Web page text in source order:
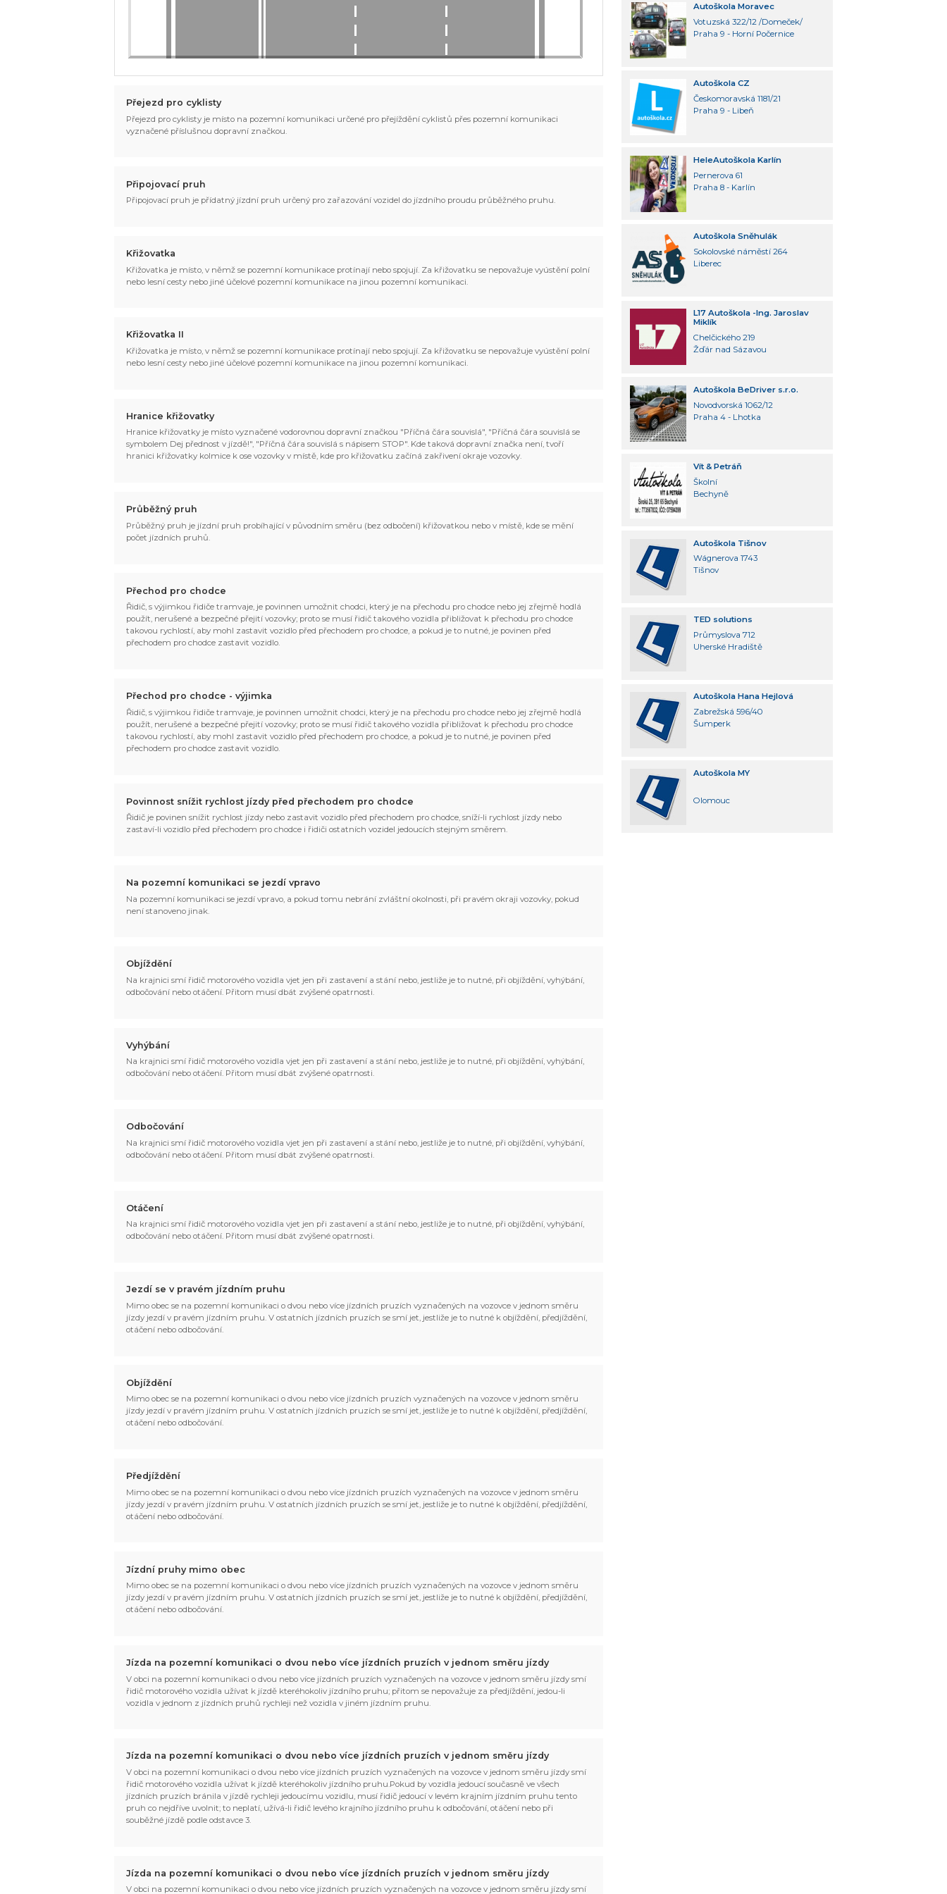
Přejezd pro cyklisty
Přejezd pro cyklisty je místo na pozemní komunikaci určené pro přejíždění cyklistů přes pozemní komunikaci
vyznačené příslušnou dopravní značkou.
Připojovací pruh
Připojovací pruh je přídatný jízdní pruh určený pro zařazování vozidel do jízdního proudu průběžného pruhu.
Křižovatka
Křižovatka je místo, v němž se pozemní komunikace protínají nebo spojují. Za křižovatku se nepovažuje vyústění polní
nebo lesní cesty nebo jiné účelové pozemní komunikace na jinou pozemní komunikaci.
Křižovatka II
Křižovatka je místo, v němž se pozemní komunikace protínají nebo spojují. Za křižovatku se nepovažuje vyústění polní
nebo lesní cesty nebo jiné účelové pozemní komunikace na jinou pozemní komunikaci.
Hranice křižovatky
Hranice křižovatky je místo vyznačené vodorovnou dopravní značkou "Příčná čára souvislá", "Příčná čára souvislá se
symbolem Dej přednost v jízdě!", "Příčná čára souvislá s nápisem STOP". Kde taková dopravní značka není, tvoří
hranici křižovatky kolmice k ose vozovky v místě, kde pro křižovatku začíná zakřivení okraje vozovky.
Průběžný pruh
Průběžný pruh je jízdní pruh probíhající v původním směru (bez odbočení) křižovatkou nebo v místě, kde se mění
počet jízdních pruhů.
Přechod pro chodce
Řidič, s výjimkou řidiče tramvaje, je povinnen umožnit chodci, který je na přechodu pro chodce nebo jej zřejmě hodlá
použít, nerušené a bezpečné přejití vozovky; proto se musí řidič takového vozidla přibližovat k přechodu pro chodce
takovou rychlostí, aby mohl zastavit vozidlo před přechodem pro chodce, a pokud je to nutné, je povinen před
přechodem pro chodce zastavit vozidlo.
Přechod pro chodce - výjimka
Řidič, s výjimkou řidiče tramvaje, je povinnen umožnit chodci, který je na přechodu pro chodce nebo jej zřejmě hodlá
použít, nerušené a bezpečné přejití vozovky; proto se musí řidič takového vozidla přibližovat k přechodu pro chodce
takovou rychlostí, aby mohl zastavit vozidlo před přechodem pro chodce, a pokud je to nutné, je povinen před
přechodem pro chodce zastavit vozidlo.
Povinnost snížit rychlost jízdy před přechodem pro chodce
Řidič je povinen snížit rychlost jízdy nebo zastavit vozidlo před přechodem pro chodce, sníží-li rychlost jízdy nebo
zastaví-li vozidlo před přechodem pro chodce i řidiči ostatních vozidel jedoucích stejným směrem.
Na pozemní komunikaci se jezdí vpravo
Na pozemní komunikaci se jezdí vpravo, a pokud tomu nebrání zvláštní okolnosti, při pravém okraji vozovky, pokud
není stanoveno jinak.
Objíždění
Na krajnici smí řidič motorového vozidla vjet jen při zastavení a stání nebo, jestliže je to nutné, při objíždění, vyhýbání,
odbočování nebo otáčení. Přitom musí dbát zvýšené opatrnosti.
Vyhýbání
Na krajnici smí řidič motorového vozidla vjet jen při zastavení a stání nebo, jestliže je to nutné, při objíždění, vyhýbání,
odbočování nebo otáčení. Přitom musí dbát zvýšené opatrnosti.
Odbočování
Na krajnici smí řidič motorového vozidla vjet jen při zastavení a stání nebo, jestliže je to nutné, při objíždění, vyhýbání,
odbočování nebo otáčení. Přitom musí dbát zvýšené opatrnosti.
Otáčení
Na krajnici smí řidič motorového vozidla vjet jen při zastavení a stání nebo, jestliže je to nutné, při objíždění, vyhýbání,
odbočování nebo otáčení. Přitom musí dbát zvýšené opatrnosti.
Jezdí se v pravém jízdním pruhu
Mimo obec se na pozemní komunikaci o dvou nebo více jízdních pruzích vyznačených na vozovce v jednom směru
jízdy jezdí v pravém jízdním pruhu. V ostatních jízdních pruzích se smí jet, jestliže je to nutné k objíždění, předjíždění,
otáčení nebo odbočování.
Objíždění
Mimo obec se na pozemní komunikaci o dvou nebo více jízdních pruzích vyznačených na vozovce v jednom směru
jízdy jezdí v pravém jízdním pruhu. V ostatních jízdních pruzích se smí jet, jestliže je to nutné k objíždění, předjíždění,
otáčení nebo odbočování.
Předjíždění
Mimo obec se na pozemní komunikaci o dvou nebo více jízdních pruzích vyznačených na vozovce v jednom směru
jízdy jezdí v pravém jízdním pruhu. V ostatních jízdních pruzích se smí jet, jestliže je to nutné k objíždění, předjíždění,
otáčení nebo odbočování.
Jízdní pruhy mimo obec
Mimo obec se na pozemní komunikaci o dvou nebo více jízdních pruzích vyznačených na vozovce v jednom směru
jízdy jezdí v pravém jízdním pruhu. V ostatních jízdních pruzích se smí jet, jestliže je to nutné k objíždění, předjíždění,
otáčení nebo odbočování.
Jízda na pozemní komunikaci o dvou nebo více jízdních pruzích v jednom směru jízdy
V obci na pozemní komunikaci o dvou nebo více jízdních pruzích vyznačených na vozovce v jednom směru jízdy smí
řidič motorového vozidla užívat k jízdě kteréhokoliv jízdního pruhu; přitom se nepovažuje za předjíždění, jedou-li
vozidla v jednom z jízdních pruhů rychleji než vozidla v jiném jízdním pruhu.
Jízda na pozemní komunikaci o dvou nebo více jízdních pruzích v jednom směru jízdy
V obci na pozemní komunikaci o dvou nebo více jízdních pruzích vyznačených na vozovce v jednom směru jízdy smí
řidič motorového vozidla užívat k jízdě kteréhokoliv jízdního pruhu.Pokud by vozidla jedoucí současně ve všech
jízdních pruzích bránila v jízdě rychleji jedoucímu vozidlu, musí řidič jedoucí v levém krajním jízdním pruhu tento
pruh co nejdříve uvolnit; to neplatí, užívá-li řidič levého krajního jízdního pruhu k odbočování, otáčení nebo při
souběžné jízdě podle odstavce 3.
Jízda na pozemní komunikaci o dvou nebo více jízdních pruzích v jednom směru jízdy
V obci na pozemní komunikaci o dvou nebo více jízdních pruzích vyznačených na vozovce v jednom směru jízdy smí
Autoškola Moravec
Votuzská 322/12 /Domeček/
Praha 9 - Horní Počernice
Autoškola CZ
Českomoravská 1181/21
Praha 9 - Libeň
HeleAutoškola Karlín
Pernerova 61
Praha 8 - Karlín
Autoškola Sněhulák
Sokolovské náměstí 264
Liberec
L17 Autoškola -Ing. Jaroslav
Miklík
Chelčického 219
Žďár nad Sázavou
Autoškola BeDriver s.r.o.
Novodvorská 1062/12
Praha 4 - Lhotka
Vít & Petráň
Školní
Bechyně
Autoškola Tišnov
Wágnerova 1743
Tišnov
TED solutions
Průmyslova 712
Uherské Hradiště
Autoškola Hana Hejlová
Zabrežská 596/40
Šumperk
Autoškola MY
Olomouc